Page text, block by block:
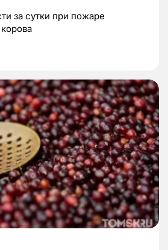
за сутки при пожаре